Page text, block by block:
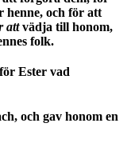
henne, och för att
attvädja till honom,
folk.
Ester vad
och gav honom en